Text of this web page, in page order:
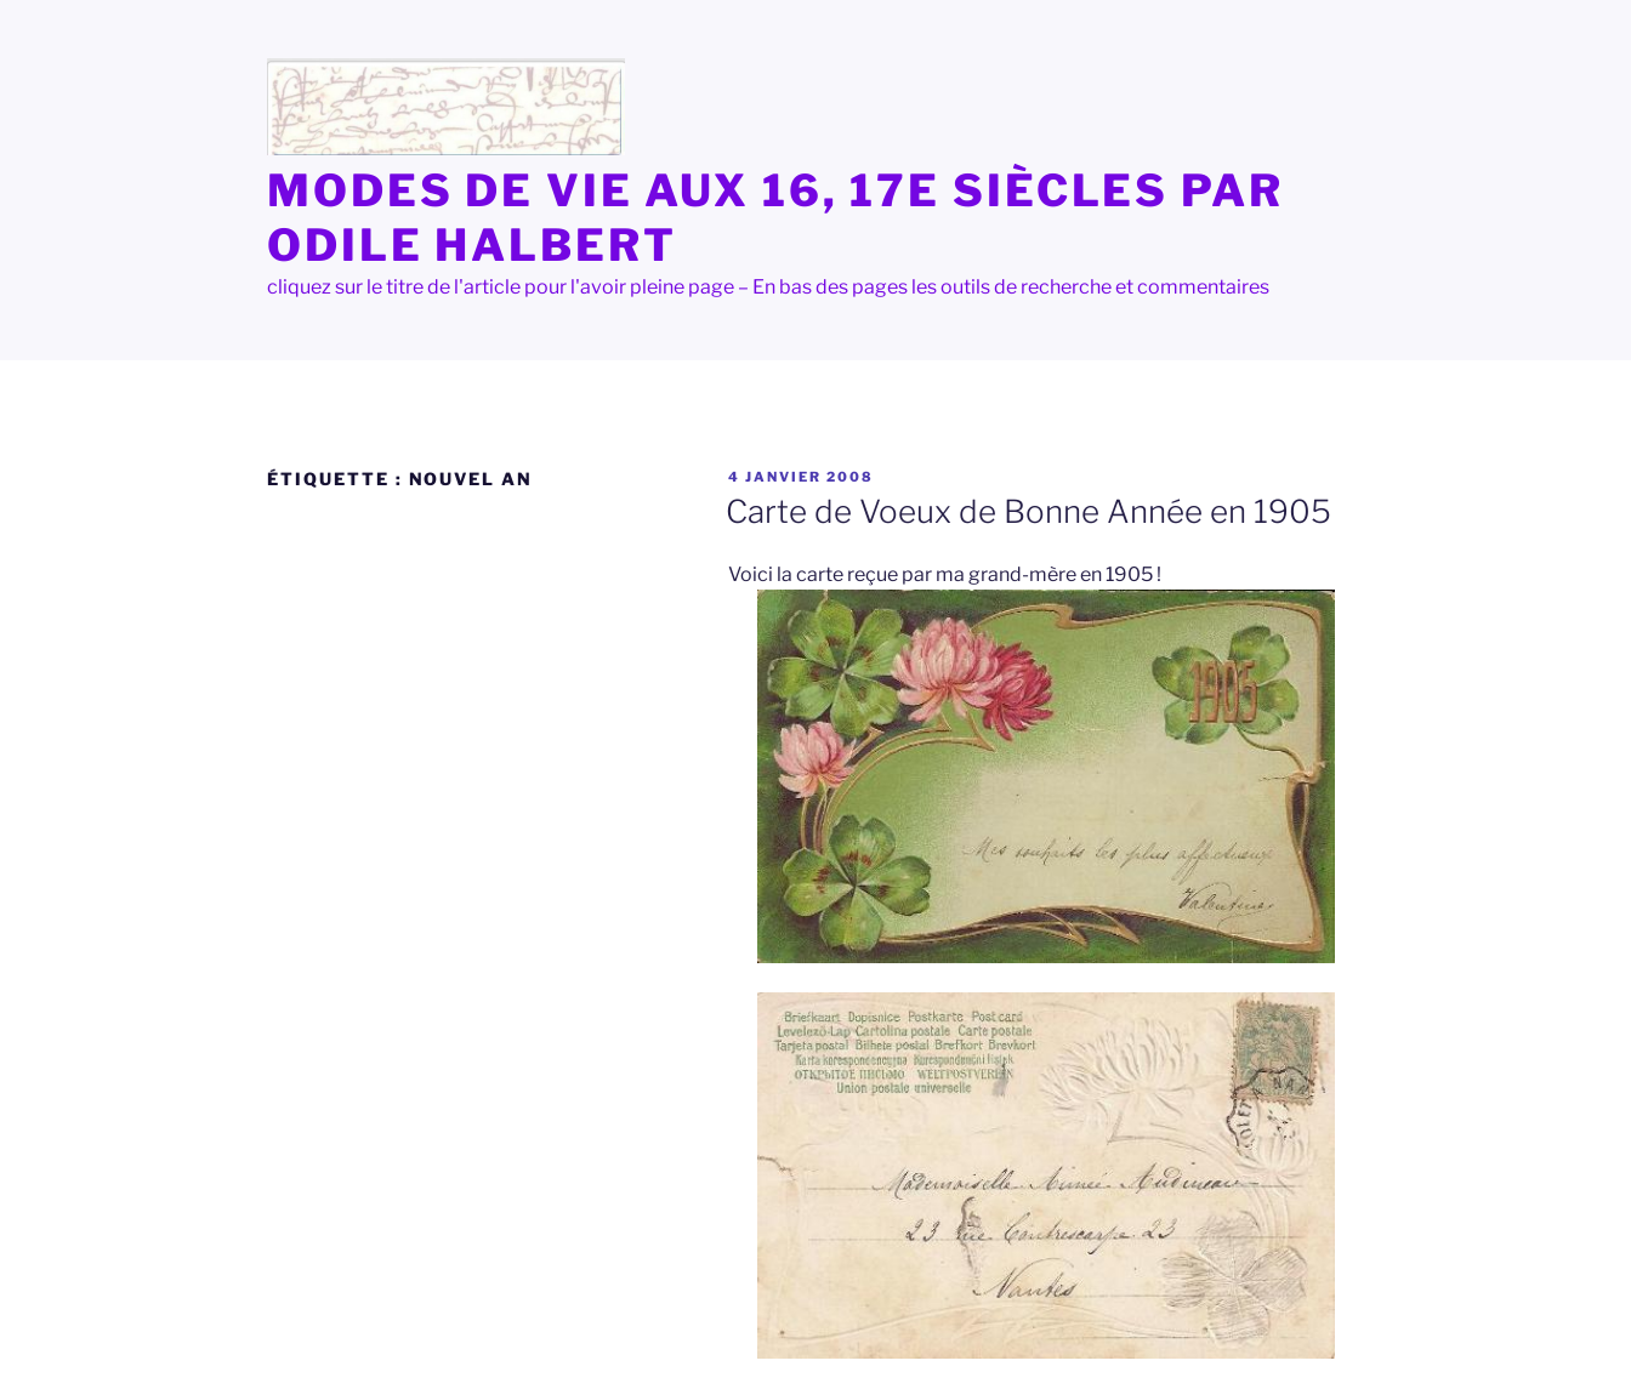
MODES DE VIE AUX 16, 17E SIÈCLES PAR
ODILE HALBERT
cliquez sur le titre de l'article pour l'avoir pleine page – En bas des pages les outils de recherche et commentaires
ÉTIQUETTE : NOUVEL AN
PUBLIÉ
LE
4 JANVIER 2008
Carte de Voeux de Bonne Année en 1905
Voici la carte reçue par ma grand-mère en 1905 !